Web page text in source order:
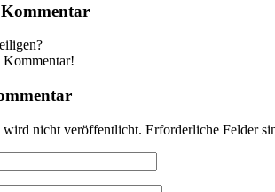
Kommentar
Kommentar!
nicht veröffentlicht. Erforderliche Felder